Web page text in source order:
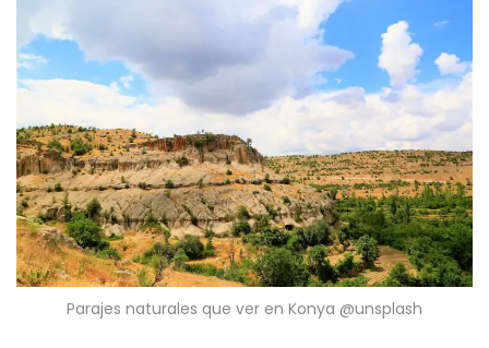
Parajes naturales que ver en Konya @unsplash